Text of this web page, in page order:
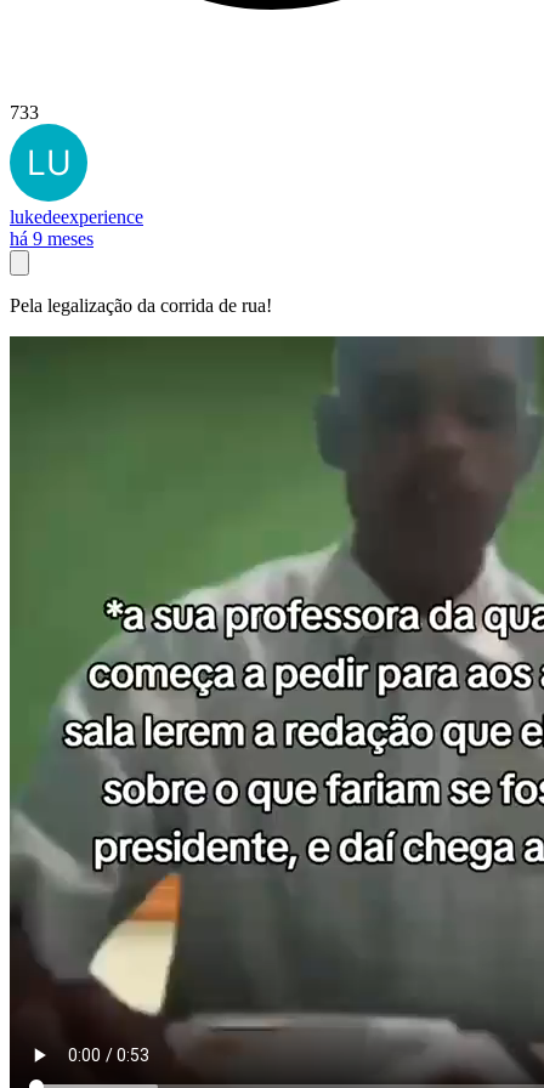
733
lukedeexperience
há 9 meses
Pela legalização da corrida de rua!